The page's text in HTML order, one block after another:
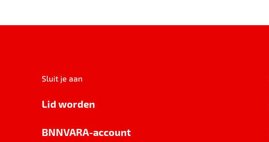
Sluit je aan
Lid worden
BNNVARA-account